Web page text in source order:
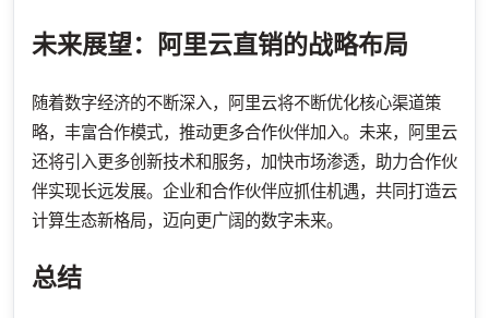
未来展望：阿里云直销的战略布局
随着数字经济的不断深入，阿里云将不断优化核心渠道策
略，丰富合作模式，推动更多合作伙伴加入。未来，阿里云
还将引入更多创新技术和服务，加快市场渗透，助力合作伙
伴实现长远发展。企业和合作伙伴应抓住机遇，共同打造云
计算生态新格局，迈向更广阔的数字未来。
总结